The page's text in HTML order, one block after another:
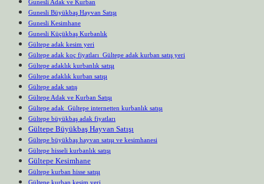
Gunesli Adak ve Kurban
Gunesli Büyükbaş Hayvan Satışı
Gunesli Kesimhane
Gunesli Küçükbaş Kurbanlık
Gültepe adak kesim yeri
Gültepe adak koç fiyatları Gültepe adak kurban satış yeri
Gültepe adaklık kurbanlık satışı
Gültepe adaklık kurban satışı
Gültepe adak satış
Gültepe Adak ve Kurban Satışı
Gültepe adak Gültepe internetten kurbanlık satışı
Gültepe büyükbaş adak fiyatları
Gültepe Büyükbaş Hayvan Satışı
Gültepe büyükbaş hayvan satışı ve kesimhanesi
Gültepe hisseli kurbanlık satışı
Gültepe Kesimhane
Gültepe kurban hisse satışı
Gültepe kurban kesim yeri